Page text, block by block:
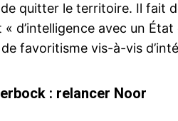
quitter le territoire. Il fait
d’intelligence avec un
de favoritisme vis-à-vis
: relancer Noor